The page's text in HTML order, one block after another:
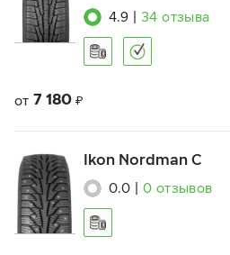
4.9 34 отзыва
от 7 180 ₽
Ikon Nordman C
0.0 0 отзывов